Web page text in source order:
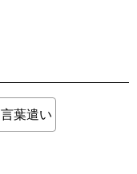
言葉遣い